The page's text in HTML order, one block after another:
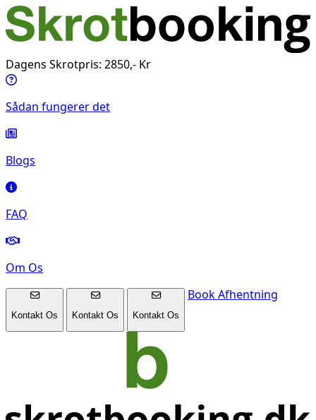
Dagens Skrotpris: 2850,- Kr
Sådan fungerer det
Blogs
FAQ
Om Os
Kontakt Os Kontakt Os Kontakt Os
Book Afhentning